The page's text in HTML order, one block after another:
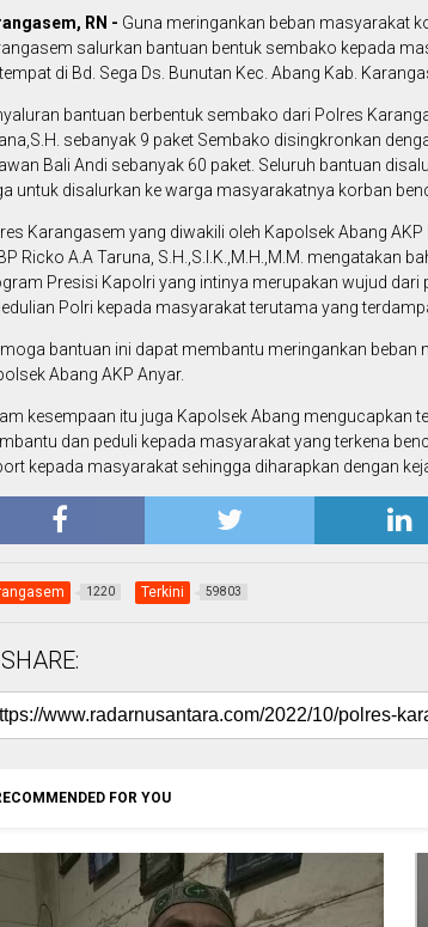
RN - Guna meringankan beban masyarakat
salurkan bantuan bentuk sembako kepada
di Bd. Sega Ds. Bunutan Kec. Abang Kab.
bantuan berbentuk sembako dari Polres
sebanyak 9 paket Sembako disingkronkan
Bali Andi sebanyak 60 paket. Seluruh bantuan
untuk disalurkan ke warga masyarakatnya korban
Karangasem yang diwakili oleh Kapolsek Abang
Ricko A.A Taruna, S.H.,S.I.K.,M.H.,M.M. mengatakan
Presisi Kapolri yang intinya merupakan wujud
Polri kepada masyarakat terutama yang
bantuan ini dapat membantu meringankan
Abang AKP Anyar.
kesempaan itu juga Kapolsek Abang mengucapkan
dan peduli kepada masyarakat yang terkena
kepada masyarakat sehingga diharapkan dengan
1220 Terkini 59803
SHARE:
FOR YOU